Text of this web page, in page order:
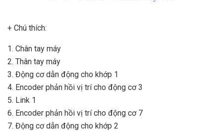
+ Chú thích:
1. Chân tay máy
2. Thân tay máy
3. Động cơ dẫn động cho khớp 1
4. Encoder phản hồi vị trí cho động cơ 3
5. Link 1
6. Encoder phản hồi vị trí cho động cơ 7
7. Động cơ dẫn động cho khớp 2